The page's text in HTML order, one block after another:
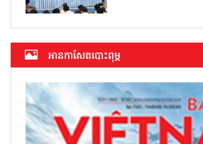
អាន​កាសែត​បោះពុម្ភ